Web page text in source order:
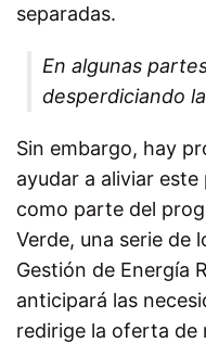
separadas.
En algunas
desperdiciando
Sin embargo, hay
ayudar a aliviar
como parte del
Verde, una serie de
Gestión de Energía
anticipará las
redirige la oferta de